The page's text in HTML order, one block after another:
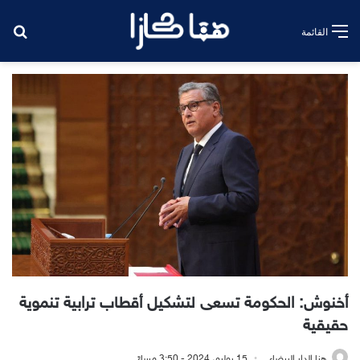
القائمة
أخنوش: الحكومة تسعى لتشكيل أقطاب ترابية تنموية
حقيقية